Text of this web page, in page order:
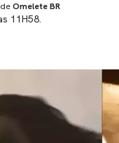
Omelete BR
11H58.